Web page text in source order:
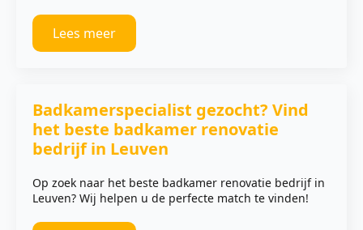
Lees meer
Badkamerspecialist gezocht? Vind
het beste badkamer renovatie
bedrijf in Leuven
Op zoek naar het beste badkamer renovatie bedrijf in
Leuven? Wij helpen u de perfecte match te vinden!